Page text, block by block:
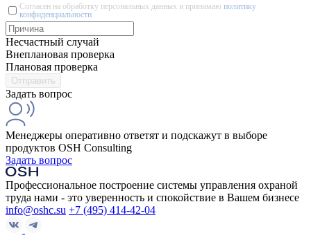
Согласен на обработку персональных данных и принимаю политику
конфиденциальности
Несчастный случай
Внеплановая проверка
Плановая проверка
Задать вопрос
Менеджеры оперативно ответят и подскажут в выборе
продуктов OSH Consulting
Задать вопрос
Профессиональное построение системы управления охраной
труда нами - это уверенность и спокойствие в Вашем бизнесе
info@oshc.su +7 (495) 414-42-04